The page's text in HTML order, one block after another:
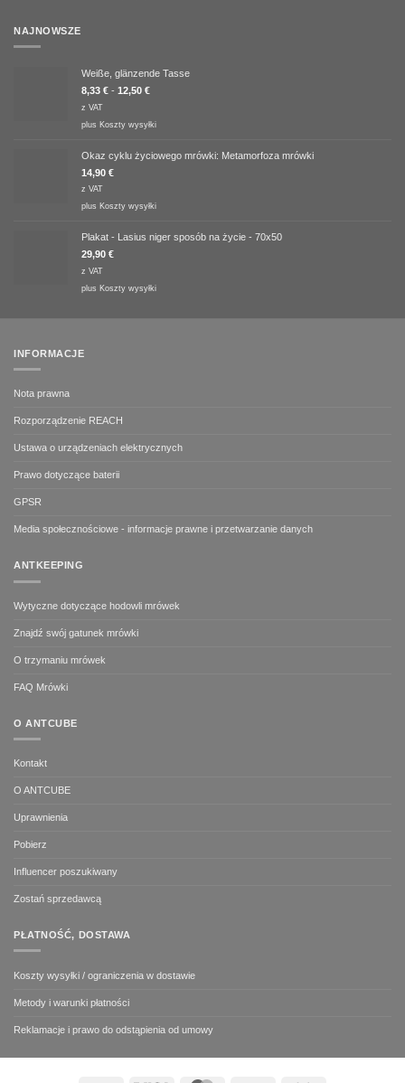
NAJNOWSZE
Weiße, glänzende Tasse
8,33 € - 12,50 €
z VAT
plus Koszty wysyłki
Okaz cyklu życiowego mrówki: Metamorfoza mrówki
14,90 €
z VAT
plus Koszty wysyłki
Plakat - Lasius niger sposób na życie - 70x50
29,90 €
z VAT
plus Koszty wysyłki
INFORMACJE
Nota prawna
Rozporządzenie REACH
Ustawa o urządzeniach elektrycznych
Prawo dotyczące baterii
GPSR
Media społecznościowe - informacje prawne i przetwarzanie danych
ANTKEEPING
Wytyczne dotyczące hodowli mrówek
Znajdź swój gatunek mrówki
O trzymaniu mrówek
FAQ Mrówki
O ANTCUBE
Kontakt
O ANTCUBE
Uprawnienia
Pobierz
Influencer poszukiwany
Zostań sprzedawcą
PŁATNOŚĆ, DOSTAWA
Koszty wysyłki / ograniczenia w dostawie
Metody i warunki płatności
Reklamacje i prawo do odstąpienia od umowy